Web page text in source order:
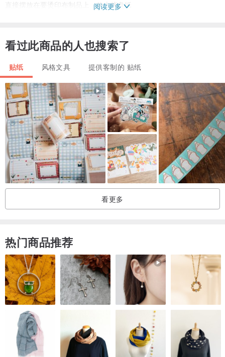
直接摆放在要烫印布制品上，放上烤盘纸
数秒，
* 注：压烫时下方可以垫一块布让压烫时有一点按压空间。
* 注：请确认熨斗温度，避免受热不足烫印贴不够牢固。
* 注：部分款式需要沿图出边框，白边或黑边两种可选择，请依需求
* 注：如有标示透明胶，则此商品适合运用于浅色基底，不适合使用
于黑色基底。
* 注：此商品有分【一般布用】、【防泼水布用】两种
【一般布用】适合没有经过防泼水处理的布料使用，如:T恤.袜子.帽
子.帆布袋。
【防泼水布用】适合有经过防泼水处理的布料使用，如:风衣.防泼水口
罩。
❗❗❗如需防泼水布请务必备注告知~否则一率默认一般布用制作
阅读更多
看过此商品的人也搜索了
贴纸 风格文具 提供客制的 贴纸
看更多
热门商品推荐